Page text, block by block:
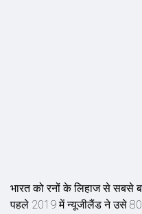
भारत को रनों के लिहाज से सबसे
पहले 2019 में न्यूजीलैंड ने उसे 80